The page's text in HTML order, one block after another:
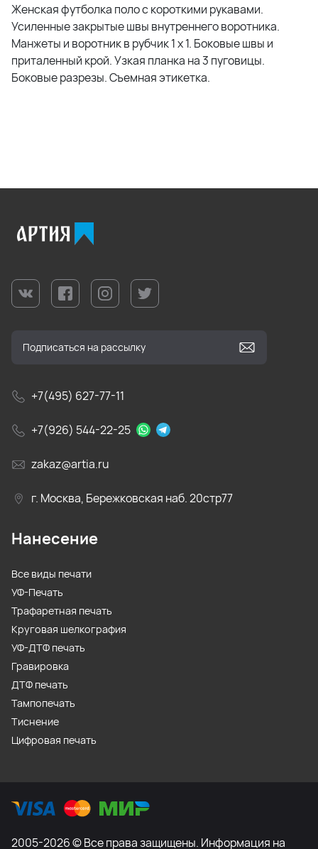
Женская футболка поло с короткими рукавами.
Усиленные закрытые швы внутреннего воротника.
Манжеты и воротник в рубчик 1 x 1. Боковые швы и
приталенный крой. Узкая планка на 3 пуговицы.
Боковые разрезы. Съемная этикетка.
+7(495) 627-77-11
+7(926) 544-22-25
zakaz@artia.ru
г. Москва, Бережковская наб. 20стр77
Нанесение
Все виды печати
УФ-Печать
Трафаретная печать
Круговая шелкография
УФ-ДТФ печать
Гравировка
ДТФ печать
Тампопечать
Тиснение
Цифровая печать
2005-2026 © Все права защищены. Информация на